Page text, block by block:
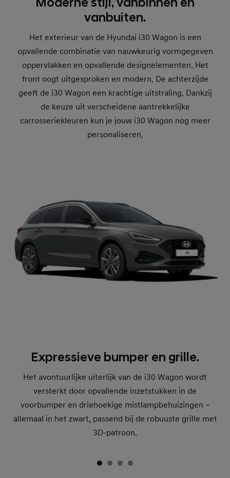
Moderne stijl, vanbinnen en
vanbuiten.
Het exterieur van de Hyundai i30 Wagon is een
opvallende combinatie van nauwkeurig vormgegeven
oppervlakken en opvallende designelementen. Het
front oogt uitgesproken en modern. De achterzijde
geeft de i30 Wagon een krachtige uitstraling. Dankzij
de keuze uit verscheidene aantrekkelijke
carrosseriekleuren kun je jouw i30 Wagon nog meer
personaliseren.
Expressieve bumper en grille.
Het avontuurlijke uiterlijk van de i30 Wagon wordt
versterkt door opvallende inzetstukken in de
voorbumper en driehoekige mistlampbehuizingen –
allemaal in het zwart, passend bij de robuuste grille met
3D-patroon.